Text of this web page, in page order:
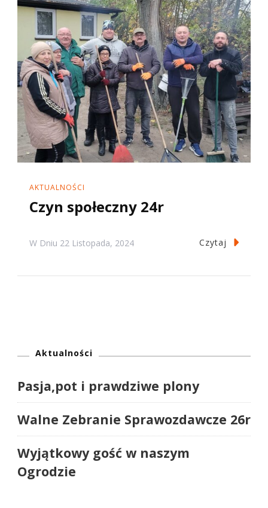
AKTUALNOŚCI
Czyn społeczny 24r
W Dniu 22 Listopada, 2024 Czytaj
Aktualności
Pasja,pot i prawdziwe plony
Walne Zebranie Sprawozdawcze 26r
Wyjątkowy gość w naszym
Ogrodzie